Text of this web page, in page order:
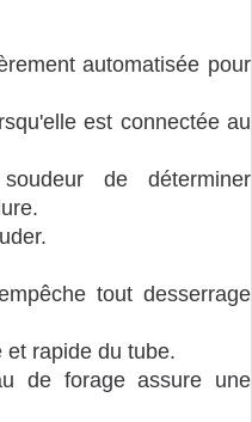
automatisée pour
est connectée au
de déterminer
tout desserrage
rapide du tube.
de forage assure une